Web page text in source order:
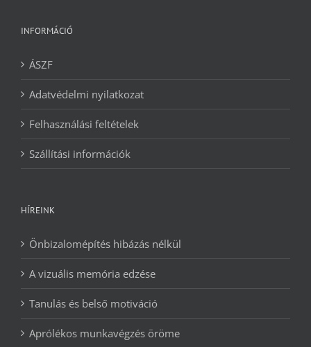
INFORMÁCIÓ
ÁSZF
Adatvédelmi nyilatkozat
Felhasználási feltételek
Szállítási információk
HÍREINK
Önbizalomépítés hibázás nélkül
A vizuális memória edzése
Tanulás és belső motiváció
Aprólékos munkavégzés öröme